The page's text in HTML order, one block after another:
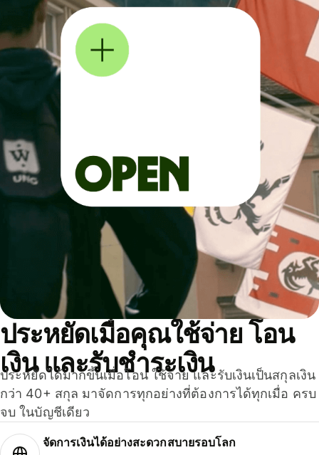
ประหยัดเมื่อคุณใช้จ่าย โอน
เงิน และรับชำระเงิน
ประหยัดได้มากขึ้นเมื่อโอน ใช้จ่าย และรับเงินเป็นสกุลเงิน
กว่า 40+ สกุล มาจัดการทุกอย่างที่ต้องการได้ทุกเมื่อ ครบ
จบ ในบัญชีเดียว
จัดการเงินได้อย่างสะดวกสบายรอบโลก